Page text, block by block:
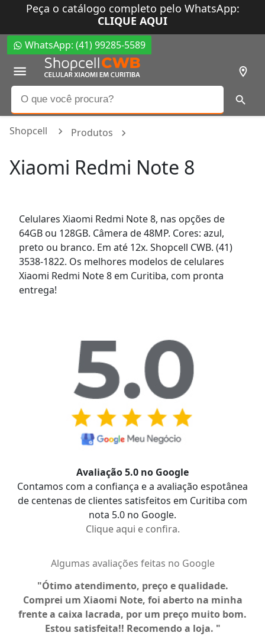
Peça o catálogo completo pelo WhatsApp:
CLIQUE AQUI
WhatsApp: (41) 99285-5589
Shopcell Produtos
Xiaomi Redmi Note 8
Celulares Xiaomi Redmi Note 8, nas opções de
64GB ou 128GB. Câmera de 48MP. Cores: azul,
preto ou branco. Em até 12x. Shopcell CWB. (41)
3538-1822. Os melhores modelos de celulares
Xiaomi Redmi Note 8 em Curitiba, com pronta
entrega!
Avaliação 5.0 no Google
Contamos com a confiança e a avaliação espotânea
de centenas de clientes satisfeitos em Curitiba com
nota 5.0 no Google.
Clique aqui e confira.
Algumas avaliações feitas no Google
Ótimo atendimento, preço e qualidade.
Comprei um Xiaomi Note, foi aberto na minha
frente a caixa lacrada, por um preço muito bom.
Estou satisfeita!! Recomendo a loja.